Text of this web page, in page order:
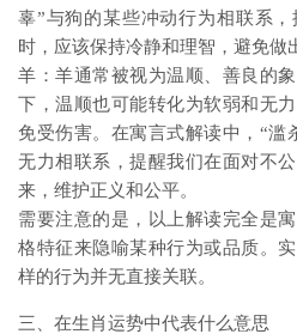
辜”与狗的某些冲动行为相联系
时，应该保持冷静和理智，避免做
羊：羊通常被视为温顺、善良的
下，温顺也可能转化为软弱和无
免受伤害。在寓言式解读中，“滥
无力相联系，提醒我们在面对不
来，维护正义和公平。
需要注意的是，以上解读完全是
格特征来隐喻某种行为或品质。
样的行为并无直接关联。
三、在生肖运势中代表什么意思